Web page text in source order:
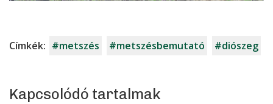
Címkék: #metszés #metszésbemutató #diószeg
Kapcsolódó tartalmak